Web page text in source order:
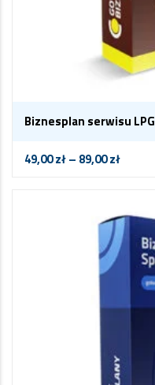
Biznesplan serwisu LPG
49,00zł– 89,00zł